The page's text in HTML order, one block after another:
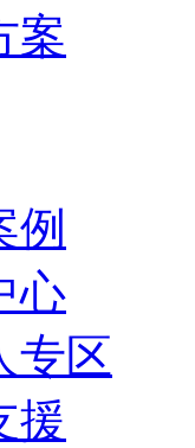
案
例
心
专区
援